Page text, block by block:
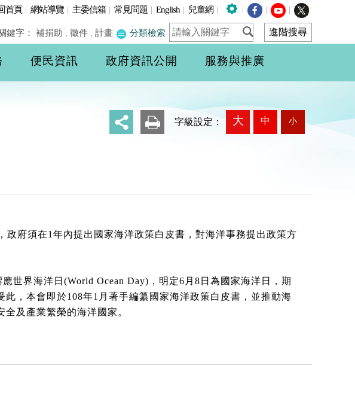
首頁| 網站導覽 | 主委信箱 | 常見問題 | English | 兒童網 | | | |
鍵字： 補捐助 , 徵件 , 計畫 分類檢索
便民資訊 政府資訊公開 服務與推廣
字級設定： 大 中 小
府須在1年內提出國家海洋政策白皮書，對海洋事務提出政策方
世界海洋日(World Ocean Day)，明定6月8日為國家海洋日，期
，本會即於108年1月著手編纂國家海洋政策白皮書，並推動海
及產業繁榮的海洋國家。